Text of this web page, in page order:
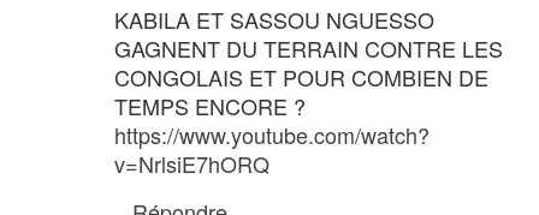
KABILA ET SASSOU NGUESSO
GAGNENT DU TERRAIN CONTRE LES
CONGOLAIS ET POUR COMBIEN DE
TEMPS ENCORE ?
https://www.youtube.com/watch?
v=NrlsiE7hORQ